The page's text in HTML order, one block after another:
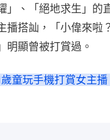
」、「絕地求生」的
播搭訕，「小偉來啦
明顯曾被打賞過。
歲童玩手機打賞女主